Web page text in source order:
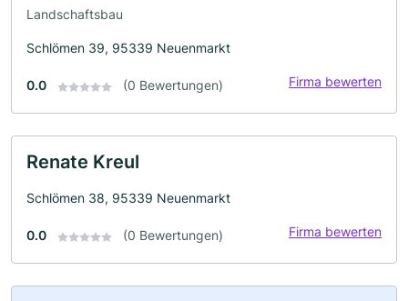
Landschaftsbau
Schlömen 39, 95339 Neuenmarkt
0.0 (0 Bewertungen) Firma bewerten
Renate Kreul
Schlömen 38, 95339 Neuenmarkt
0.0 (0 Bewertungen) Firma bewerten